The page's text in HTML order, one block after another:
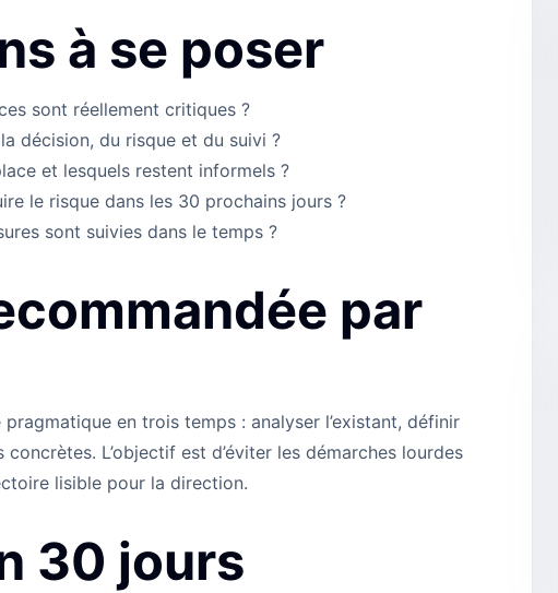
à se poser
sont réellement critiques ?
décision, du risque et du suivi ?
et lesquels restent informels ?
le risque dans les 30 prochains jours ?
sont suivies dans le temps ?
par
en trois temps : analyser l’existant, définir
L’objectif est d’éviter les démarches lourdes
lisible pour la direction.
30 jours